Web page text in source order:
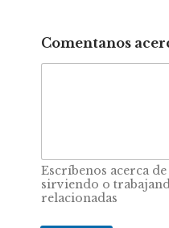
Comentanos
Escríbenos acerca
sirviendo o
relacionadas